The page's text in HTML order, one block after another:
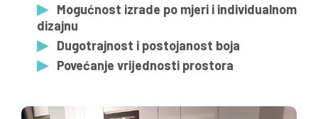
Mogućnost izrade po mjeri i individualnom
dizajnu
Dugotrajnost i postojanost boja
Povećanje vrijednosti prostora